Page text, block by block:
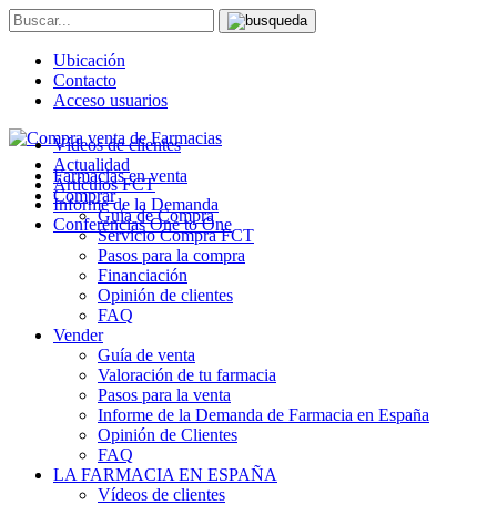
Ubicación
Contacto
Acceso usuarios
Farmacias en venta
Comprar
Guía de Compra
Servicio Compra FCT
Pasos para la compra
Financiación
Opinión de clientes
FAQ
Vender
Guía de venta
Valoración de tu farmacia
Pasos para la venta
Informe de la Demanda de Farmacia en España
Opinión de Clientes
FAQ
LA FARMACIA EN ESPAÑA
Vídeos de clientes
Vídeos de clientes
Actualidad
Artículos FCT
Informe de la Demanda
Conferencias One to One